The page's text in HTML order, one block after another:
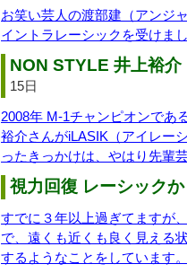
お笑い芸人の渡部建（アンジ
イントラレーシックを受けま
NON STYLE 井上裕
15日
2008年 M-1チャンピオンであ
裕介さんがiLASIK（アイレー
ったきっかけは、やはり先輩
視力回復 レーシック
すでに３年以上過ぎてますが
で、遠くも近くも良く見える
するようなことをしています